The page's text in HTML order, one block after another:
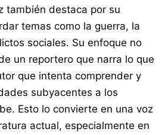
también destaca por su
temas como la guerra, la
sociales. Su enfoque no
un reportero que narra lo que
que intenta comprender y
subyacentes a los
Esto lo convierte en una voz
actual, especialmente en